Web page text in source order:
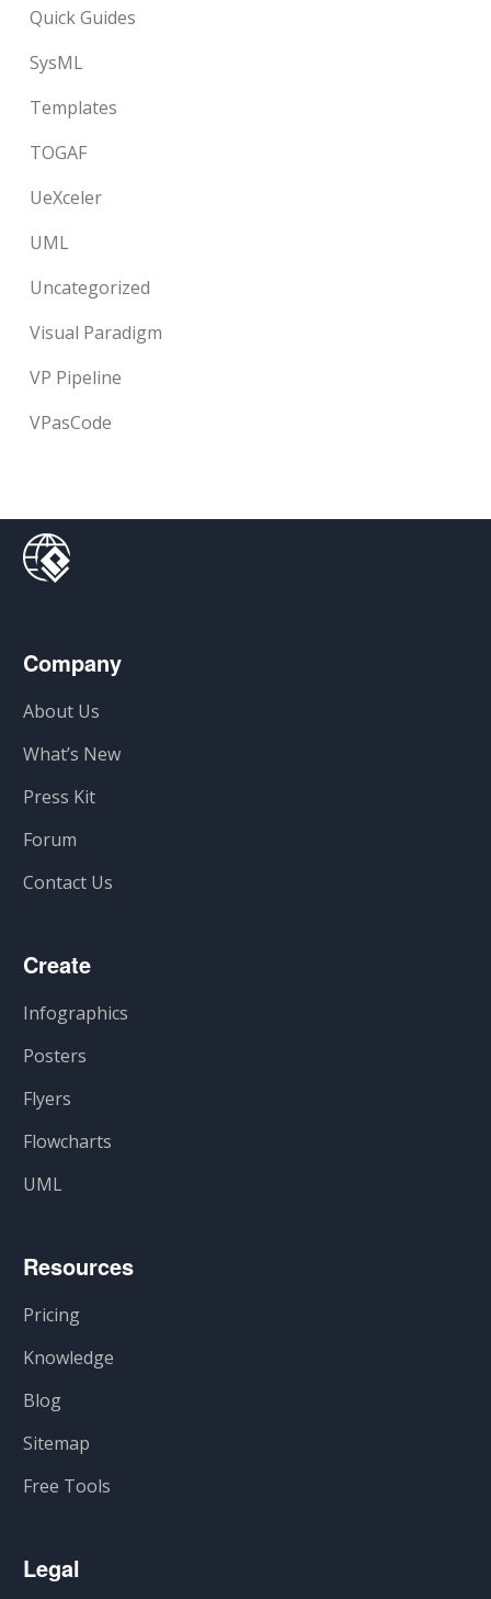
Quick Guides
SysML
Templates
TOGAF
UeXceler
UML
Uncategorized
Visual Paradigm
VP Pipeline
VPasCode
Company
About Us
What’s New
Press Kit
Forum
Contact Us
Create
Infographics
Posters
Flyers
Flowcharts
UML
Resources
Pricing
Knowledge
Blog
Sitemap
Free Tools
Legal